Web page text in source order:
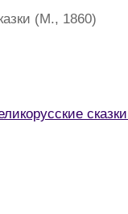
(М., 1860)